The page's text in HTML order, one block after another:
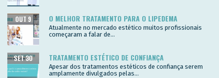
O MELHOR TRATAMENTO PARA O LIPEDEMA
OUT 9
Atualmente no mercado estético muitos profissionais
começaram a falar de...
TRATAMENTO ESTÉTICO DE CONFIANÇA
SET 30
Apesar dos tratamentos estéticos de confiança serem
amplamente divulgados pelas...